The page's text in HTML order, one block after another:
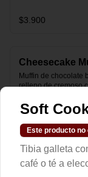
$3.900
Cheesecake
Muffin de chocolate
relleno de cremoso
$2.900
Chocolate
Soft
Este producto
Tibia galleta
café o té a